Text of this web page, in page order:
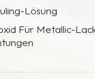
Lösung
Für Metallic-